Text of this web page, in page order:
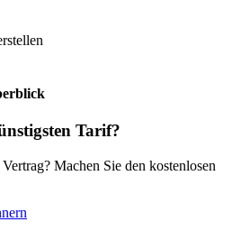
Tarif?
Machen Sie den kostenlosen